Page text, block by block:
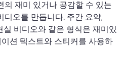
의 재미 있거나 공감할 수 있는
디오를 만듭니다. 주간 요약,
비디오와 같은 형식은 재미있
션 텍스트와 스티커를 사용하